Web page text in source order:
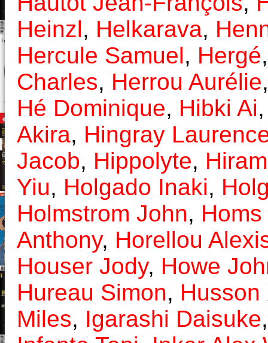
Heinzl, Helkarava,
Hercule Samuel, Hergé
Charles, Herrou Aurélie
Hé Dominique, Hibki Ai
Akira, Hingray
Jacob, Hippolyte,
Yiu, Holgado Inaki,
Holmstrom John,
Anthony, Horellou
Houser Jody, Howe
Hureau Simon, Husson
Miles, Igarashi Daisuke